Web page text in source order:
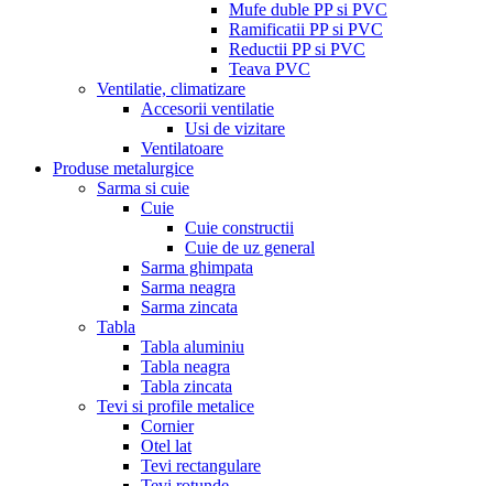
Mufe duble PP si PVC
Ramificatii PP si PVC
Reductii PP si PVC
Teava PVC
Ventilatie, climatizare
Accesorii ventilatie
Usi de vizitare
Ventilatoare
Produse metalurgice
Sarma si cuie
Cuie
Cuie constructii
Cuie de uz general
Sarma ghimpata
Sarma neagra
Sarma zincata
Tabla
Tabla aluminiu
Tabla neagra
Tabla zincata
Tevi si profile metalice
Cornier
Otel lat
Tevi rectangulare